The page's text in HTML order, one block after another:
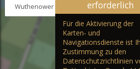
Wuthenower Str. 12b, 16827 Neuruppin
erforderlich
Für die Aktivierung der
Karten- und
Navigationsdienste ist
Zustimmung zu den
Datenschutzrichtlinien